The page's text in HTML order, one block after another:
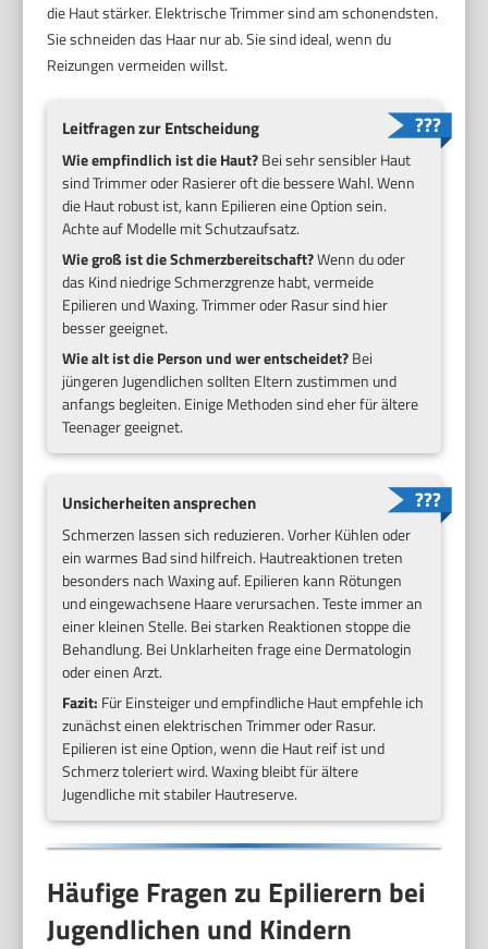
die Haut stärker. Elektrische Trimmer sind am schonendsten.
Sie schneiden das Haar nur ab. Sie sind ideal, wenn du
Reizungen vermeiden willst.
Leitfragen zur Entscheidung
Wie empfindlich ist die Haut?Bei sehr sensibler Haut
sind Trimmer oder Rasierer oft die bessere Wahl. Wenn
die Haut robust ist, kann Epilieren eine Option sein.
Achte auf Modelle mit Schutzaufsatz.
Wie groß ist die Schmerzbereitschaft?Wenn du oder
das Kind niedrige Schmerzgrenze habt, vermeide
Epilieren und Waxing. Trimmer oder Rasur sind hier
besser geeignet.
Wie alt ist die Person und wer entscheidet?Bei
jüngeren Jugendlichen sollten Eltern zustimmen und
anfangs begleiten. Einige Methoden sind eher für ältere
Teenager geeignet.
Unsicherheiten ansprechen
Schmerzen lassen sich reduzieren. Vorher Kühlen oder
ein warmes Bad sind hilfreich. Hautreaktionen treten
besonders nach Waxing auf. Epilieren kann Rötungen
und eingewachsene Haare verursachen. Teste immer an
einer kleinen Stelle. Bei starken Reaktionen stoppe die
Behandlung. Bei Unklarheiten frage eine Dermatologin
oder einen Arzt.
Fazit: Für Einsteiger und empfindliche Haut empfehle ich
zunächst einen elektrischen Trimmer oder Rasur.
Epilieren ist eine Option, wenn die Haut reif ist und
Schmerz toleriert wird. Waxing bleibt für ältere
Jugendliche mit stabiler Hautreserve.
Häufige Fragen zu Epilierern bei
Jugendlichen und Kindern